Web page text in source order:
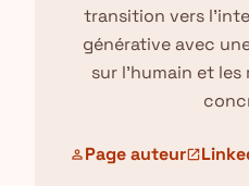
transition vers
générative avec
sur l'humain et les
personPage auteuropen_in_new